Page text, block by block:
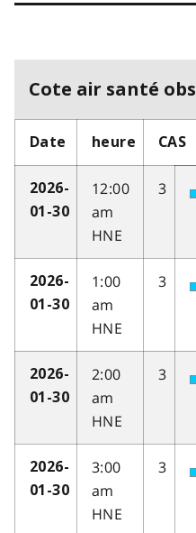
Cote air santé
Date heure CAS
2026-
01-30
12:00
am
HNE
3
2026-
01-30
1:00
am
HNE
3
2026-
01-30
2:00
am
HNE
3
2026-
01-30
3:00
am
HNE
3